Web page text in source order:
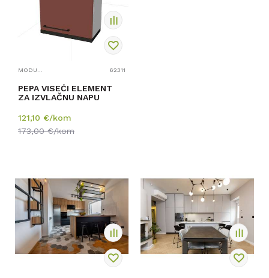
62311
PEPA VISEĆI ELEMENT
ZA IZVLAČNU NAPU
121,10 €/kom
173,00€/kom